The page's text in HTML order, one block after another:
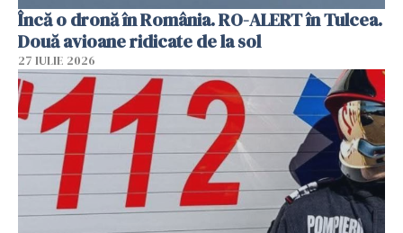
Încă o dronă în România. RO-ALERT în Tulcea.
Două avioane ridicate de la sol
27 IULIE 2026